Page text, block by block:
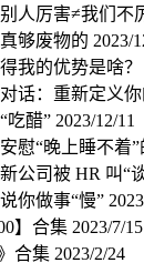
别人厉害≠我们不
真够废物的 2023/
得我的优势是啥？
对话：重新定义
吃醋” 2023/12/11
安慰“晚上睡不着
新公司被 HR 叫“
你做事“慢”
】合集 2023/7/15
合集 2023/2/24